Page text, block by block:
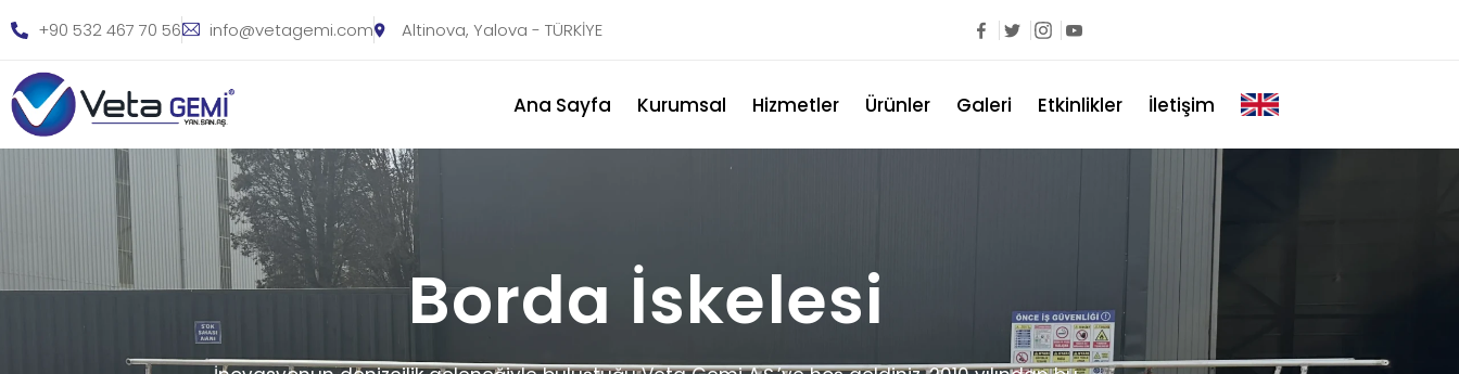
+90 532 467 70 56 info@vetagemi.com Altinova, Yalova - TÜRKİYE
Ana Sayfa Kurumsal Hizmetler Ürünler Galeri Etkinlikler İletişim
Borda İskelesi